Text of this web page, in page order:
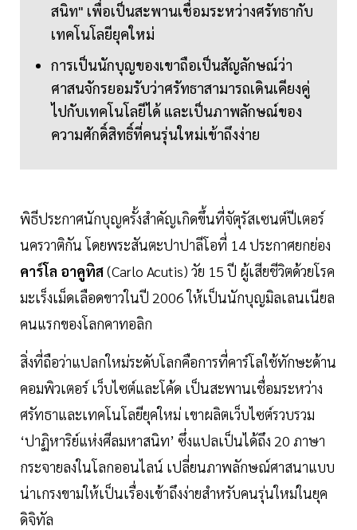
สนิท" เพื่อเป็นสะพานเชื่อมระหว่างศรัทธากับ
เทคโนโลยียุคใหม่
การเป็นนักบุญของเขาถือเป็นสัญลักษณ์ว่า
ศาสนจักรยอมรับว่าศรัทธาสามารถเดินเคียงคู่
ไปกับเทคโนโลยีได้ และเป็นภาพลักษณ์ของ
ความศักดิ์สิทธิ์ที่คนรุ่นใหม่เข้าถึงง่าย
พิธีประกาศนักบุญครั้งสำคัญเกิดขึ้นที่จัตุรัสเซนต์ปีเตอร์
นครวาติกัน โดยพระสันตะปาปาลีโอที่ 14 ประกาศยกย่อง
คาร์โล อาคูทิส(Carlo Acutis) วัย 15 ปี ผู้เสียชีวิตด้วยโรค
มะเร็งเม็ดเลือดขาวในปี 2006 ให้เป็นนักบุญมิลเลนเนียล
คนแรกของโลกคาทอลิก
สิ่งที่ถือว่าแปลกใหม่ระดับโลกคือการที่คาร์โลใช้ทักษะด้าน
คอมพิวเตอร์ เว็บไซต์และโค้ด เป็นสะพานเชื่อมระหว่าง
ศรัทธาและเทคโนโลยียุคใหม่ เขาผลิตเว็บไซต์รวบรวม
‘ปาฏิหาริย์แห่งศีลมหาสนิท’ ซึ่งแปลเป็นได้ถึง 20 ภาษา
กระจายลงในโลกออนไลน์ เปลี่ยนภาพลักษณ์ศาสนาแบบ
น่าเกรงขามให้เป็นเรื่องเข้าถึงง่ายสำหรับคนรุ่นใหม่ในยุค
ดิจิทัล